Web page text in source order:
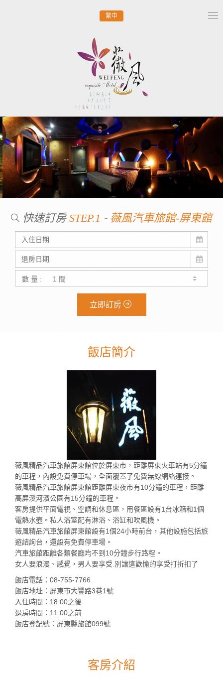
繁中
快速訂房 STEP.1 - 薇風汽車旅館-屏東館
數 量 :
立即訂房
飯店簡介
薇風精品汽車旅館屏東館位於屏東市，距離屏東火車站有5分鐘
的車程，內設免費停車場，全面覆蓋了免費無線網絡連接。
薇風精品汽車旅館屏東館距離屏東夜市有10分鐘的車程，距離
高屏溪河濱公園有15分鐘的車程。
客房提供平面電視、空調和休息區，用餐區設有1台冰箱和1個
電熱水壺。私人浴室配有淋浴、浴缸和吹風機。
薇風精品汽車旅館屏東館設有1個24小時前台，其他設施包括旅
遊諮詢台，還設有免費停車場。
汽車旅館距離各類餐廳均不到10分鐘步行路程。
女人要浪漫、感覺，男人要享受.別讓這歡愉的享受打折扣了
飯店電話：08-755-7766
飯店地址：屏東市大豐路3巷1號
入住時間：18:00之後
退房時間：11:00之前
飯店登記號：屏東縣旅館099號
客房介紹